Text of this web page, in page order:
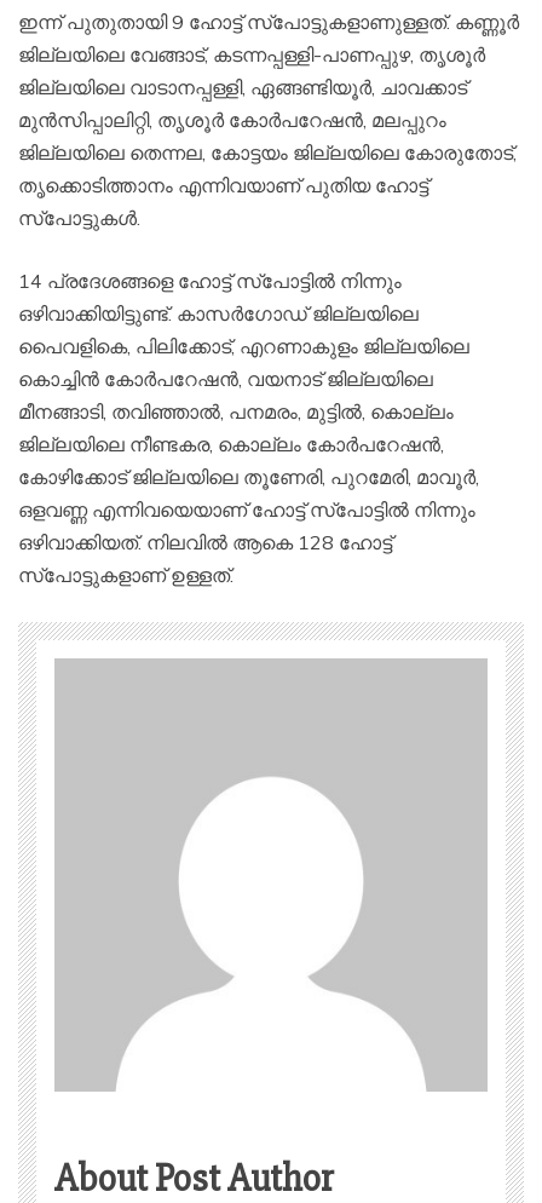
ഇന്ന് പുതുതായി 9 ഹോട്ട് സ്‌പോട്ടുകളാണുള്ളത്. കണ്ണൂര്‍
ജില്ലയിലെ വേങ്ങാട്, കടന്നപ്പള്ളി-പാണപ്പുഴ, തൃശൂര്‍
ജില്ലയിലെ വാടാനപ്പള്ളി, ഏങ്ങണ്ടിയൂര്‍, ചാവക്കാട്
മുന്‍സിപ്പാലിറ്റി, തൃശൂര്‍ കോര്‍പറേഷന്‍, മലപ്പുറം
ജില്ലയിലെ തെന്നല, കോട്ടയം ജില്ലയിലെ കോരുതോട്,
തൃക്കൊടിത്താനം എന്നിവയാണ് പുതിയ ഹോട്ട്
സ്‌പോട്ടുകള്‍.
14 പ്രദേശങ്ങളെ ഹോട്ട് സ്‌പോട്ടില്‍ നിന്നും
ഒഴിവാക്കിയിട്ടുണ്ട്. കാസര്‍ഗോഡ് ജില്ലയിലെ
പൈവളികെ, പിലിക്കോട്, എറണാകുളം ജില്ലയിലെ
കൊച്ചിന്‍ കോര്‍പറേഷന്‍, വയനാട് ജില്ലയിലെ
മീനങ്ങാടി, തവിഞ്ഞാല്‍, പനമരം, മുട്ടില്‍, കൊല്ലം
ജില്ലയിലെ നീണ്ടകര, കൊല്ലം കോര്‍പറേഷന്‍,
കോഴിക്കോട് ജില്ലയിലെ തൂണേരി, പുറമേരി, മാവൂര്‍,
ഒളവണ്ണ എന്നിവയെയാണ് ഹോട്ട് സ്‌പോട്ടില്‍ നിന്നും
ഒഴിവാക്കിയത്. നിലവില്‍ ആകെ 128 ഹോട്ട്
സ്‌പോട്ടുകളാണ് ഉള്ളത്.
About Post Author